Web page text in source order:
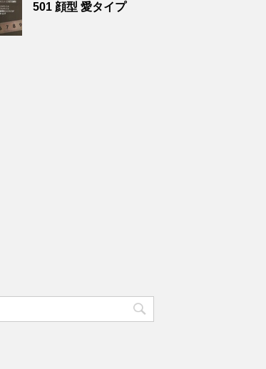
501 顔型 愛タイプ